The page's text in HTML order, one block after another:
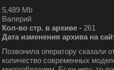
5,489 Mb
Валерий
Кол-во стр. в архиве - 261
Дата изменения архива на
Позвонила оператору сказали
количество современных